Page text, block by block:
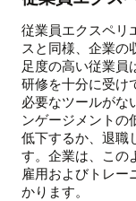
従業員エクスペリ
スと同様、企業の
足度の高い従業員
研修を十分に受け
必要なツールがな
ンゲージメントの
低下するか、退職
す。企業は、この
雇用およびトレー
かります。